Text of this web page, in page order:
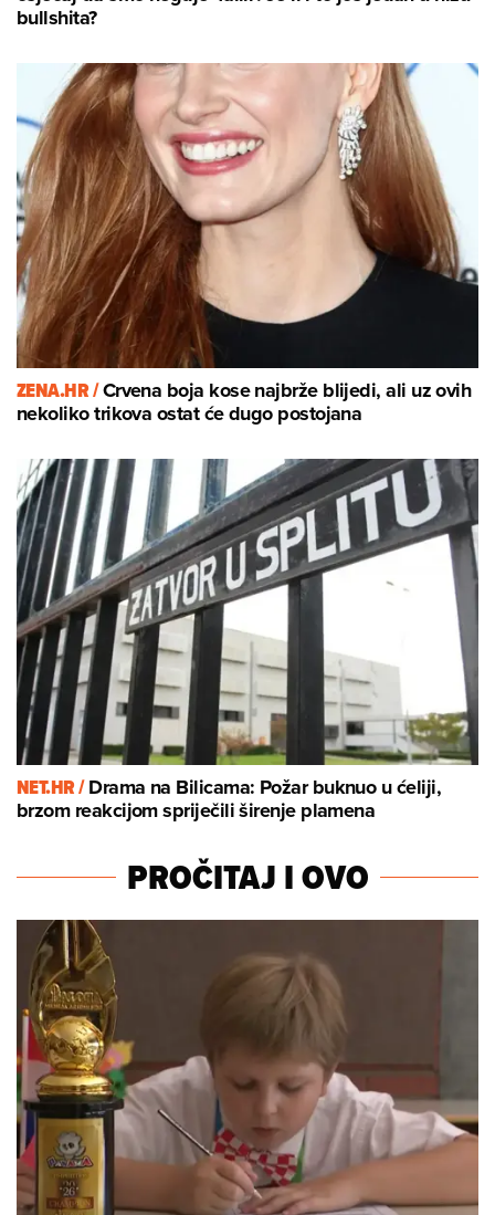
bullshita?
ZENA.HR /Crvena boja kose najbrže blijedi, ali uz ovih
nekoliko trikova ostat će dugo postojana
NET.HR /Drama na Bilicama: Požar buknuo u ćeliji,
brzom reakcijom spriječili širenje plamena
PROČITAJ I OVO